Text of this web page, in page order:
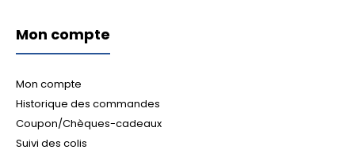
Mon compte
Mon compte
Historique des commandes
Coupon/Chèques-cadeaux
Suivi des colis